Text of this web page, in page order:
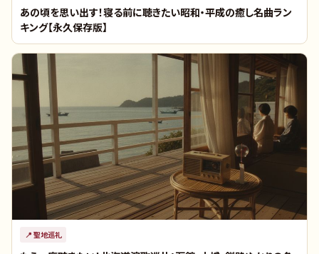
あの頃を思い出す！寝る前に聴きたい昭和・平成の癒し名曲ラン
キング【永久保存版】
📍 聖地巡礼